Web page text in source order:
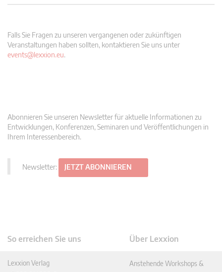
Falls Sie Fragen zu unseren vergangenen oder zukünftigen
Veranstaltungen haben sollten, kontaktieren Sie uns unter
events@lexxion.eu.
Abonnieren Sie unseren Newsletter für aktuelle Informationen zu
Entwicklungen, Konferenzen, Seminaren und Veröffentlichungen in
Ihrem Interessenbereich.
Newsletter: JETZT ABONNIEREN
So erreichen Sie uns
Lexxion Verlag
Über Lexxion
Anstehende Workshops &